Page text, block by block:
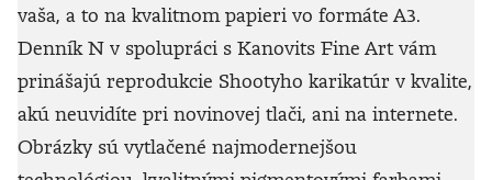
vaša, a to na kvalitnom papieri vo formáte A3.
Denník N v spolupráci s Kanovits Fine Art vám
prinášajú reprodukcie Shootyho karikatúr v kvalite,
akú neuvidíte pri novinovej tlači, ani na internete.
Obrázky sú vytlačené najmodernejšou